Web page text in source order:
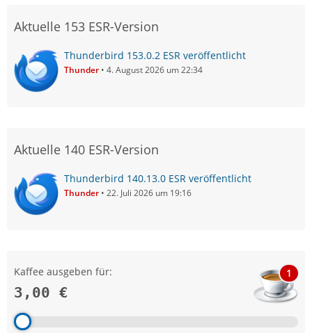
Aktuelle 153 ESR-Version
Thunderbird 153.0.2 ESR veröffentlicht
Thunder 4. August 2026 um 22:34
Aktuelle 140 ESR-Version
Thunderbird 140.13.0 ESR veröffentlicht
Thunder 22. Juli 2026 um 19:16
Kaffee ausgeben für:
3,00 €
1